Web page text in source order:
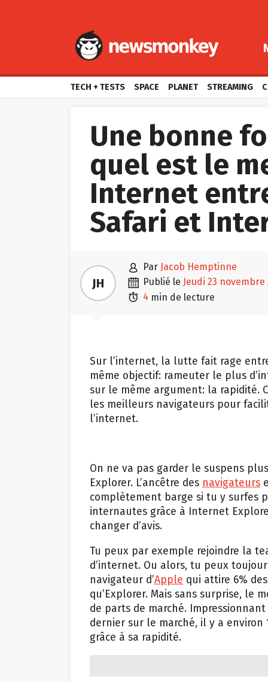
TECH + TESTS SPACE PLANET STREAMING
Une bonne
quel est le
Internet
Safari et
JH
 par Jacob Hemptinne
 publié le jeudi 23 novembre
 4 min de lecture
Sur l’internet, la lutte fait rage
même objectif: rameuter le plus
sur le même argument: la rapidité.
les meilleurs navigateurs pour
l’internet.
On ne va pas garder le suspens
Explorer. L’ancêtre des navigateurs
complètement barge si tu y surfes
internautes grâce à Internet
changer d’avis.
Tu peux par exemple rejoindre la
d’internet. Ou alors, tu peux
navigateur d’Apple qui attire 6%
qu’Explorer. Mais sans surprise, le
de parts de marché.
dernier sur le marché, il y a environ
grâce à sa rapidité.